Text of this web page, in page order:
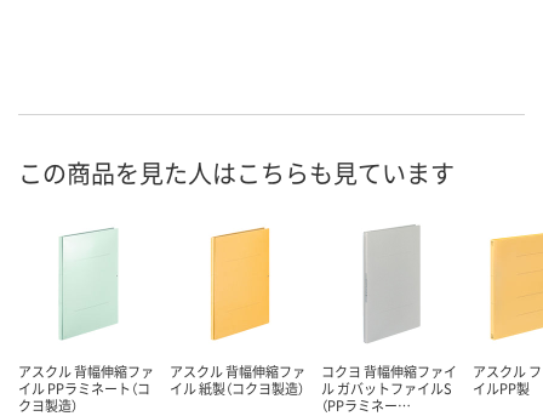
この商品を見た人はこちらも見ています
アスクル 背幅伸縮ファ
イル PPラミネート（コ
クヨ製造）
アスクル 背幅伸縮ファ
イル 紙製（コクヨ製造）
コクヨ 背幅伸縮ファイ
ル ガバットファイルS
（PPラミネー…
アスクル
イルPP製